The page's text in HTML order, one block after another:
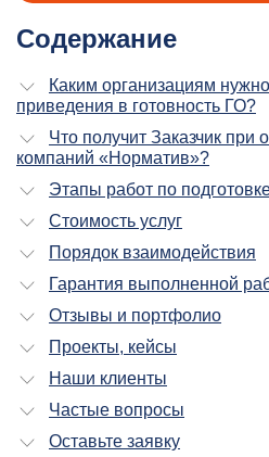
Содержание
Каким организациям
приведения в готовность ГО?
Что получит Заказчик при
компаний «Норматив»?
Этапы работ по
Стоимость услуг
Порядок взаимодействия
Гарантия выполненной
Отзывы и портфолио
Проекты, кейсы
Наши клиенты
Частые вопросы
Оставьте заявку